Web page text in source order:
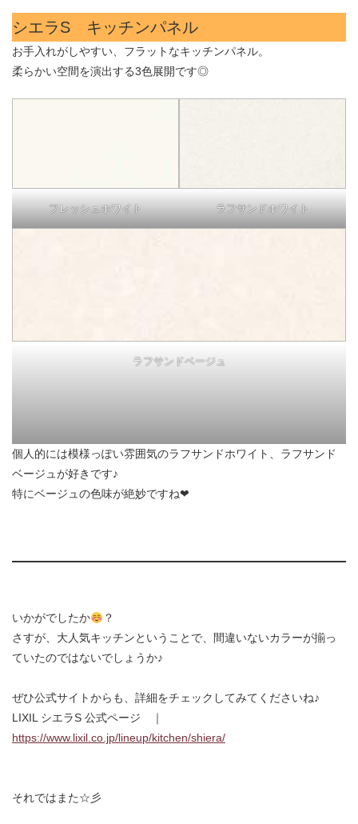
シエラS キッチンパネル
お手入れがしやすい、フラットなキッチンパネル。
柔らかい空間を演出する3色展開です◎
フレッシュホワイト ラフサンドホワイト
ラフサンドベージュ
個人的には模様っぽい雰囲気のラフサンドホワイト、ラフサンド
ベージュが好きです♪
特にベージュの色味が絶妙ですね❤︎
いかがでしたか
？
さすが、大人気キッチンということで、間違いないカラーが揃っ
ていたのではないでしょうか♪
ぜひ公式サイトからも、詳細をチェックしてみてくださいね♪
LIXIL シエラS 公式ページ ｜
https://www.lixil.co.jp/lineup/kitchen/shiera/
それではまた☆彡